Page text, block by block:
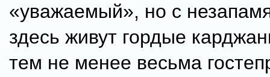
«уважаемый», но с
здесь живут гордые
тем не менее весьма